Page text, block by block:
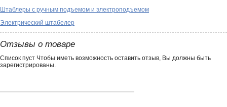
Штаблеры с ручным подъемом и электроподъемом
Электрический штабелер
Отзывы о товаре
Список пуст Чтобы иметь возможность оставить отзыв, Вы должны быть
зарегистрированы.